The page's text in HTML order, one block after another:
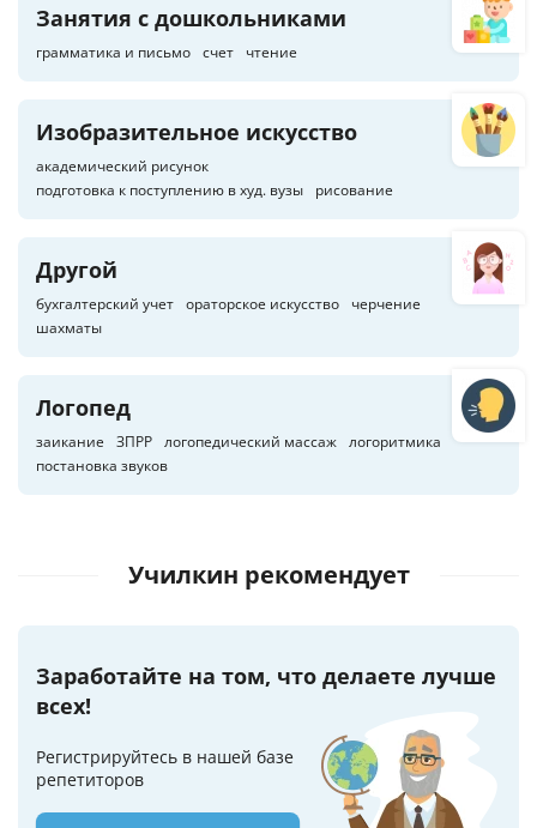
Занятия с дошкольниками
грамматика и письмо счет чтение
Изобразительное искусство
академический рисунок
подготовка к поступлению в худ. вузы
рисование
Другой
бухгалтерский учет ораторское искусство
черчение
шахматы
Логопед
заикание ЗПРР логопедический массаж логоритмика
постановка звуков
Училкин рекомендует
Заработайте на том, что делаете лучше
всех!
Регистрируйтесь в нашей базе
репетиторов